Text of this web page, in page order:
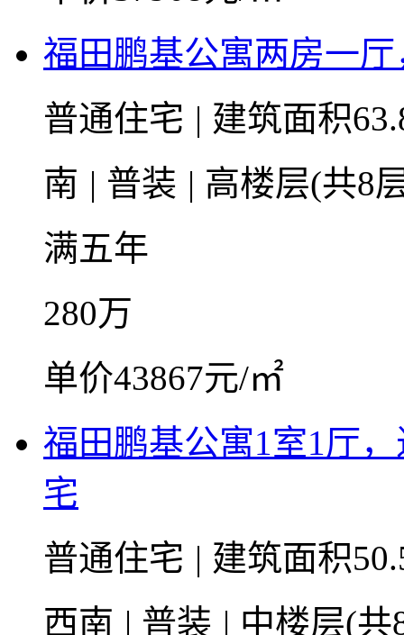
福田鹏基公寓两房一
普通住宅 | 建筑面积
南 | 普装 | 高楼层(共8
满五年
280万
单价43867元/㎡
福田鹏基公寓1室1厅
宅
普通住宅 | 建筑面积
西南 | 普装 | 中楼层(